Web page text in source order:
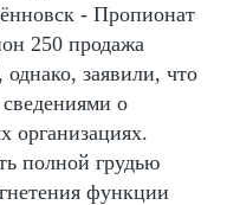
- Пропионат
250 продажа
заявили, что
о
организациях.
полной грудью
функции